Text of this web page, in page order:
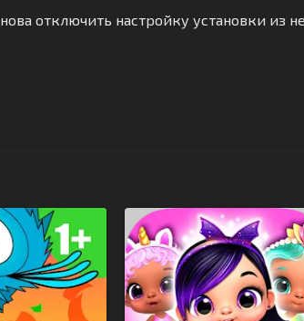
отключить настройку установки из